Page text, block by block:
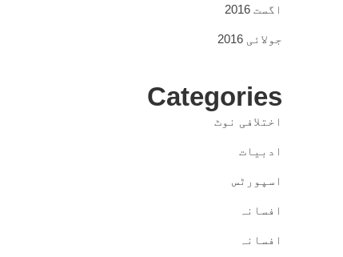
اگست 2016
جولائی 2016
Categories
اختلافی نوٹ
ادبیات
اسپورٹس
افسانہ
افسانہ